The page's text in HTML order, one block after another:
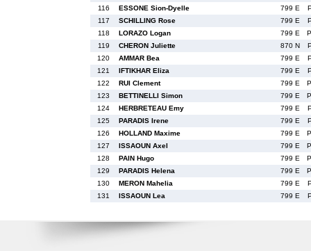
116
ESSONE Sion-Dyelle 799 E
117
SCHILLING Rose 799 E
118
LORAZO Logan 799 E
119
CHERON Juliette 870 N
120
AMMAR Bea 799 E
121
IFTIKHAR Eliza 799 E
122
RUI Clement 799 E
123
BETTINELLI Simon 799 E
124
HERBRETEAU Emy 799 E
125
PARADIS Irene 799 E
126
HOLLAND Maxime 799 E
127
ISSAOUN Axel 799 E
128
PAIN Hugo 799 E
129
PARADIS Helena 799 E
130
MERON Mahelia 799 E
131
ISSAOUN Lea 799 E